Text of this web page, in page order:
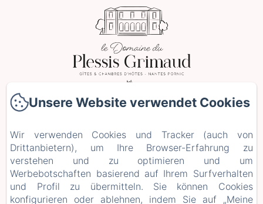
2 Le Plessis Grimaud, Saint-Viaud
leplessisgrimaud@gmail.com
Startseite
Zimmer
Aufenthalte und Workshops
Unsere Website verwendet Cookies
Wir verwenden Cookies und Tracker (auch von
Drittanbietern), um Ihre Browser-Erfahrung zu
verstehen und zu optimieren und um
Werbebotschaften basierend auf Ihrem Surfverhalten
und Profil zu übermitteln. Sie können Cookies
konfigurieren oder ablehnen, indem Sie auf „Meine